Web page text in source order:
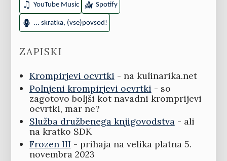
YouTube Music Spotify
... skratka, (vse)povsod!
ZAPISKI
Krompirjevi ocvrtki - na kulinarika.net
Polnjeni krompirjevi ocvrtki - so
zagotovo boljši kot navadni kromprijevi
ocvrtki, mar ne?
Služba družbenega knjigovodstva- ali
na kratko SDK
Frozen III - prihaja na velika platna 5.
novembra 2023